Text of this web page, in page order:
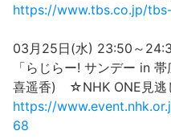
https://www.tbs.co.jp/
03月25日(水) 23:50～
「らじらー! サンデー in
喜遥香) ☆NHK ONE見逃
https://
68